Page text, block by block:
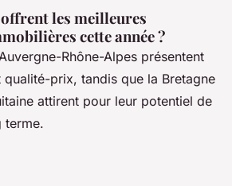
les meilleures
cette année ?
Rhône-Alpes présentent
prix, tandis que la Bretagne
attirent pour leur potentiel de
terme.